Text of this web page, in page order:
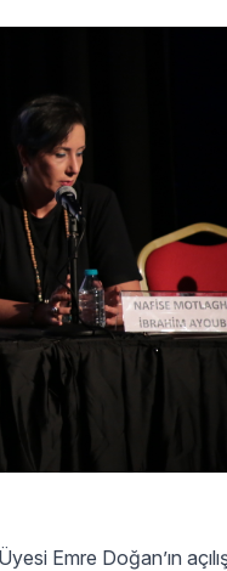
Emre Doğan’ın